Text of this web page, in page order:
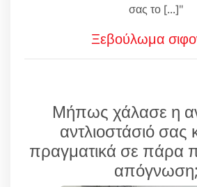
σας το [...]"
Ξεβούλωμα
Μήπως χάλασε η
αντλιοστάσιό σας
πραγματικά σε πάρα
απόγνωση;